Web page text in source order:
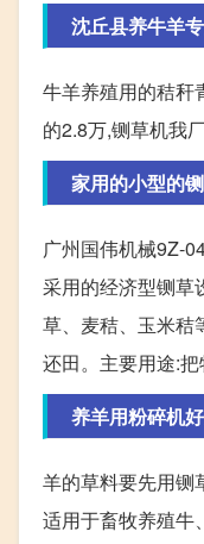
沈丘县养牛羊
牛羊养殖用的秸秆
的2.8万,铡草机我
家用的小型的
广州国伟机械9Z-
采用的经济型铡草
草、麦秸、玉米秸
还田。主要用途:
养羊用粉碎机
羊的草料要先用铡
适用于畜牧养殖牛